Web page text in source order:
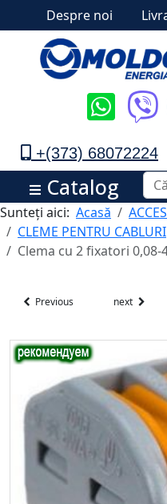
Despre noi
+(373) 68072224
Catalog
Sunteți aici: Acasă
CLEME PENTRU CABLURI
Clema cu 2 fixatori 0,08-
Previous next